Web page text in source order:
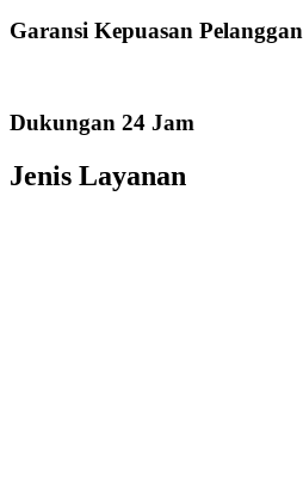
Garansi Kepuasan Pelanggan
Dukungan 24 Jam
Jenis Layanan